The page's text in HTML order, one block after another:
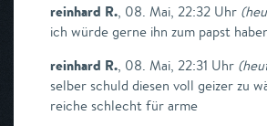
reinhard R., 08. Mai, 22:32 Uhr (
ich würde gerne ihn zum papst
reinhard R., 08. Mai, 22:31 Uhr (
selber schuld diesen voll geizer zu
reiche schlecht für arme